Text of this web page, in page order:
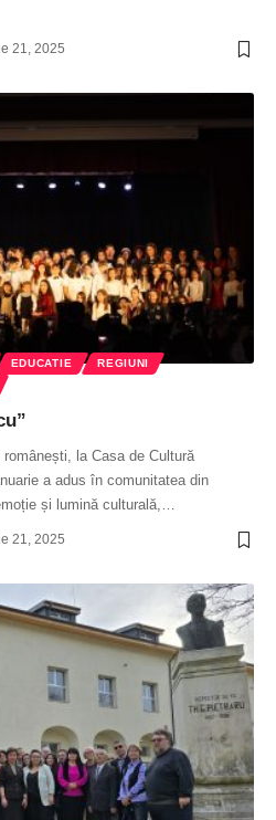
21, 2025
EDUCATIE
REGIUNI
la Casa de Cultură
a adus în comunitatea din
și lumină culturală,…
21, 2025